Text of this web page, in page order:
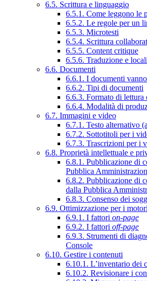
6.5. Scrittura e linguaggio
6.5.1. Come leggono le
6.5.2. Le regole per un
6.5.3. Microtesti
6.5.4. Scrittura
6.5.5. Content critique
6.5.6. Traduzione e
6.6. Documenti
6.6.1. I documenti
6.6.2. Tipi di documenti
6.6.3. Formato di
6.6.4. Modalità di
6.7. Immagini e video
6.7.1. Testo alternativo
6.7.2. Sottotitoli per i
6.7.3. Trascrizioni per i
6.8. Proprietà intellettuale e
6.8.1. Pubblicazione di
Pubblica
6.8.2. Pubblicazione di
dalla Pubblica
6.8.3. Consenso dei
6.9. Ottimizzazione per i
6.9.1. I fattori on-page
6.9.2. I fattori off-page
6.9.3. Strumenti di
Console
6.10. Gestire i contenuti
6.10.1. L’inventario dei
6.10.2. Revisionare i